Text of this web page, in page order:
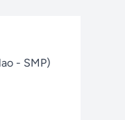
- SMP)